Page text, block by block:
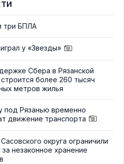
три БПЛА
у «Звезды»
Сбера в Рязанской
более 260 тысяч
метров жилья
под Рязанью временно
движение транспорта
округа ограничили
незаконное хранение